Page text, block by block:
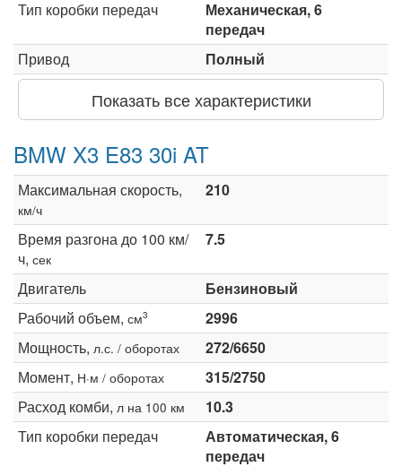
Тип коробки передач
Механическая, 6
передач
Привод
Полный
Показать все характеристики
BMW X3 E83 30i AT
Максимальная скорость,
км/ч
210
Время разгона до 100 км/
ч, сек
7.5
Двигатель
Бензиновый
Рабочий объем, см3
2996
Мощность, л.с. / оборотах
272/6650
Момент, Н·м / оборотах
315/2750
Расход комби, л на 100 км
10.3
Тип коробки передач
Автоматическая, 6
передач